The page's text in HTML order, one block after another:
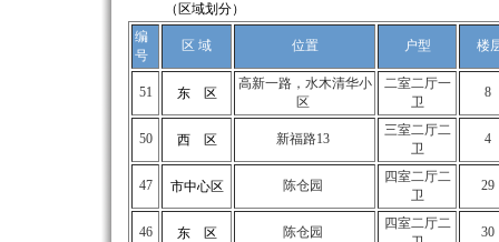
（区域划分）
编
号
区 域 位置 户型 楼
51 东 区
高新一路，水木清华小
区
二室二厅一
卫
8
50 西 区 新福路13
三室二厅二
卫
4
47 市中心区 陈仓园
四室二厅二
卫
29
46 东 区 陈仓园
四室二厅二
30